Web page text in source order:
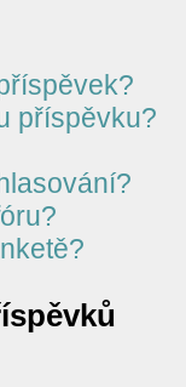
příspěvku?